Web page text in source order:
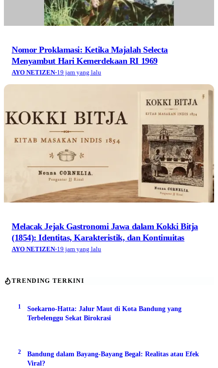
Nomor Proklamasi: Ketika Majalah Selecta
Menyambut Hari Kemerdekaan RI 1969
AYO NETIZEN·19 jam yang lalu
Melacak Jejak Gastronomi Jawa dalam Kokki Bitja
(1854): Identitas, Karakteristik, dan Kontinuitas
AYO NETIZEN·19 jam yang lalu
TRENDING TERKINI
1
Soekarno-Hatta: Jalur Maut di Kota Bandung yang
Terbelenggu Sekat Birokrasi
2
Bandung dalam Bayang-Bayang Begal: Realitas atau Efek
Viral?